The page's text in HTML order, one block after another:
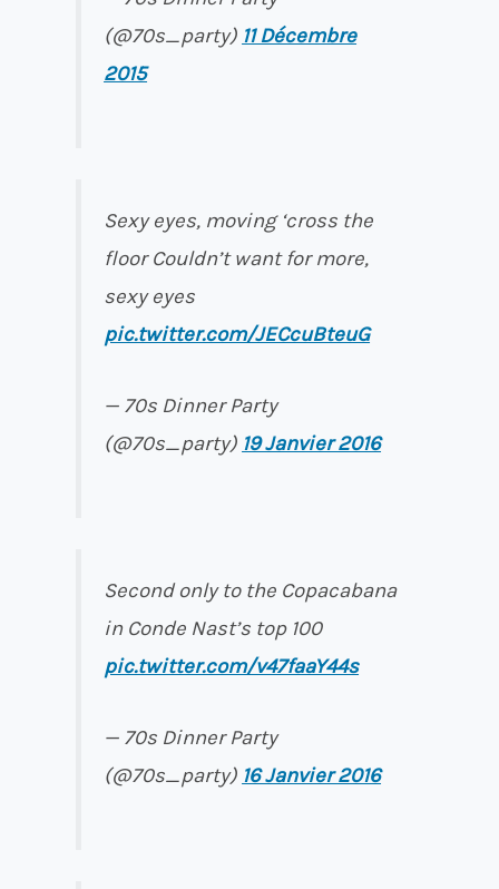
(@70s_party) 11 Décembre
2015
Sexy eyes, moving ‘cross the
floor Couldn’t want for more,
sexy eyes
pic.twitter.com/JECcuBteuG
— 70s Dinner Party
(@70s_party) 19 Janvier 2016
Second only to the Copacabana
in Conde Nast’s top 100
pic.twitter.com/v47faaY44s
— 70s Dinner Party
(@70s_party) 16 Janvier 2016